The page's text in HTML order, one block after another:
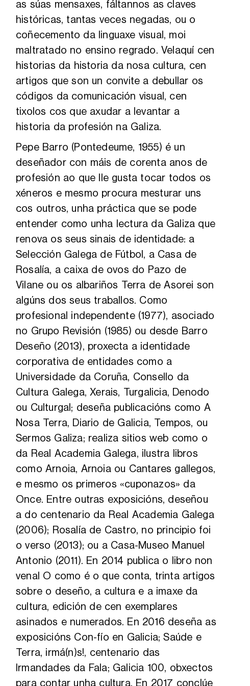
as súas mensaxes, fáltannos as claves
históricas, tantas veces negadas, ou o
coñecemento da linguaxe visual, moi
maltratado no ensino regrado. Velaquí cen
historias da historia da nosa cultura, cen
artigos que son un convite a debullar os
códigos da comunicación visual, cen
tixolos cos que axudar a levantar a
historia da profesión na Galiza.
Pepe Barro (Pontedeume, 1955) é un
deseñador con máis de corenta anos de
profesión ao que lle gusta tocar todos os
xéneros e mesmo procura mesturar uns
cos outros, unha práctica que se pode
entender como unha lectura da Galiza que
renova os seus sinais de identidade: a
Selección Galega de Fútbol, a Casa de
Rosalía, a caixa de ovos do Pazo de
Vilane ou os albariños Terra de Asorei son
algúns dos seus traballos. Como
profesional independente (1977), asociado
no Grupo Revisión (1985) ou desde Barro
Deseño (2013), proxecta a identidade
corporativa de entidades como a
Universidade da Coruña, Consello da
Cultura Galega, Xerais, Turgalicia, Denodo
ou Culturgal; deseña publicacións como A
Nosa Terra, Diario de Galicia, Tempos, ou
Sermos Galiza; realiza sitios web como o
da Real Academia Galega, ilustra libros
como Arnoia, Arnoia ou Cantares gallegos,
e mesmo os primeros «cuponazos» da
Once. Entre outras exposicións, deseñou
a do centenario da Real Academia Galega
(2006); Rosalía de Castro, no principio foi
o verso (2013); ou a Casa-Museo Manuel
Antonio (2011). En 2014 publica o libro non
venal O como é o que conta, trinta artigos
sobre o deseño, a cultura e a imaxe da
cultura, edición de cen exemplares
asinados e numerados. En 2016 deseña as
exposicións Con-fío en Galicia; Saúde e
Terra, irmá(n)s!, centenario das
Irmandades da Fala; Galicia 100, obxectos
para contar unha cultura. En 2017 conclúe